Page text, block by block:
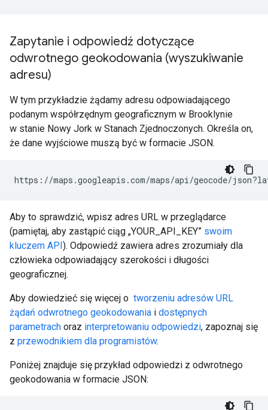
Zapytanie i odpowiedź dotyczące
odwrotnego geokodowania (wyszukiwanie
adresu)
W tym przykładzie żądamy adresu odpowiadającego
podanym współrzędnym geograficznym w Brooklynie
w stanie Nowy Jork w Stanach Zjednoczonych. Określa on,
że dane wyjściowe muszą być w formacie JSON.
https://maps.googleapis.com/maps/api/geocode/
Aby to sprawdzić, wpisz adres URL w przeglądarce
(pamiętaj, aby zastąpić ciąg „YOUR_API_KEY” swoim
kluczem API). Odpowiedź zawiera adres zrozumiały dla
człowieka odpowiadający szerokości i długości
geograficznej.
Aby dowiedzieć się więcej o tworzeniu adresów URL
żądań odwrotnego geokodowania i dostępnych
parametrach oraz interpretowaniu odpowiedzi, zapoznaj się
z przewodnikiem dla programistów.
Poniżej znajduje się przykład odpowiedzi z odwrotnego
geokodowania w formacie JSON: